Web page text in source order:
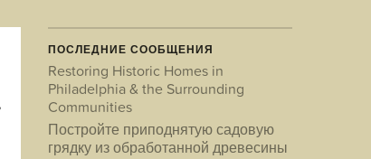
ПОСЛЕДНИЕ СООБЩЕНИЯ
Restoring Historic Homes in
Philadelphia & the Surrounding
Communities
Постройте приподнятую садовую
грядку из обработанной древесины